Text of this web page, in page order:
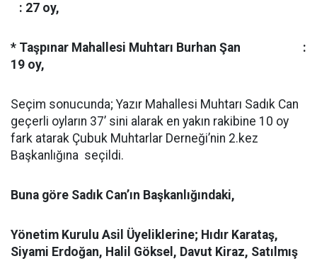
: 27 oy,
* Taşpınar Mahallesi Muhtarı Burhan Şan :
19 oy,
Seçim sonucunda; Yazır Mahallesi Muhtarı Sadık Can
geçerli oyların 37’ sini alarak en yakın rakibine 10 oy
fark atarak Çubuk Muhtarlar Derneği’nin 2.kez
Başkanlığına seçildi.
Buna göre Sadık Can’ın Başkanlığındaki,
Yönetim Kurulu Asil Üyeliklerine; Hıdır Karataş,
Siyami Erdoğan, Halil Göksel, Davut Kiraz, Satılmış